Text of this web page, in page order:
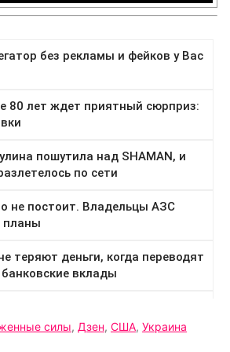
силы, Дзен, США, Украина